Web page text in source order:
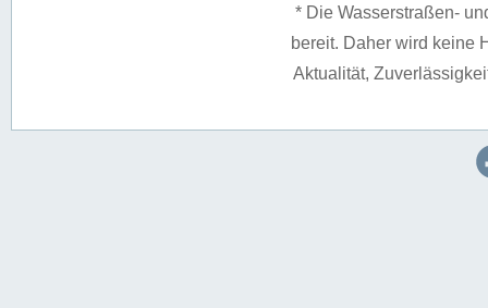
* Die Wasserstraßen-
bereit. Daher wird keine
Aktualität,